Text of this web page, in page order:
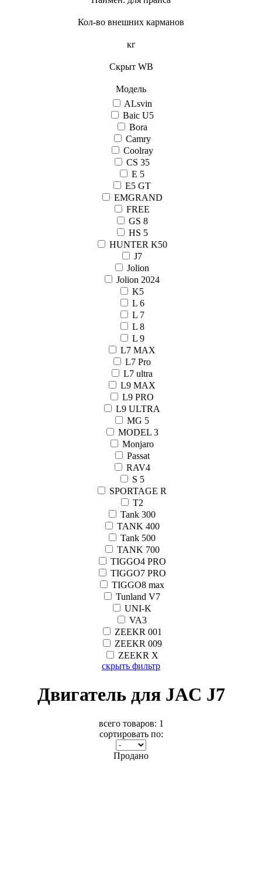
Кол-во внешних карманов
кг
Скрыт WB
Модель
ALsvin
Baic U5
Bora
Camry
Coolray
CS 35
E 5
E5 GT
EMGRAND
FREE
GS 8
HS 5
HUNTER K50
J7
Jolion
Jolion 2024
K5
L 6
L 7
L 8
L 9
L7 MAX
L7 Pro
L7 ultra
L9 MAX
L9 PRO
L9 ULTRA
MG 5
MODEL 3
Monjaro
Passat
RAV4
S 5
SPORTAGE R
T2
Tank 300
TANK 400
Tank 500
TANK 700
TIGGO4 PRO
TIGGO7 PRO
TIGGO8 max
Tunland V7
UNI-K
VA3
ZEEKR 001
ZEEKR 009
ZEEKR X
скрыть фильтр
Двигатель для JAC J7
всего товаров: 1
сортировать по:
Продано